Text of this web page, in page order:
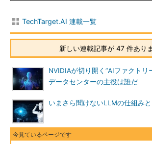
TechTarget.AI 連載一覧
新しい連載記事が 47 件あり
NVIDIAが切り開く“AIファクト
データセンターの主役は誰だ
いまさら聞けないLLMの仕組みと